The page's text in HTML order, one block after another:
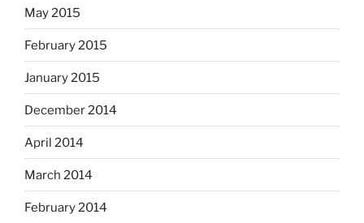
May 2015
February 2015
January 2015
December 2014
April 2014
March 2014
February 2014